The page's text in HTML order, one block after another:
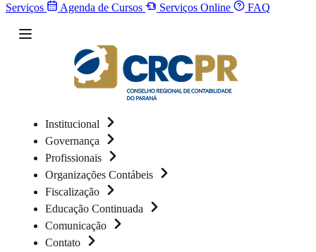
Serviços
Agenda de Cursos Serviços Online FAQ
Institucional
Governança
Profissionais
Organizações Contábeis
Fiscalização
Educação Continuada
Comunicação
Contato